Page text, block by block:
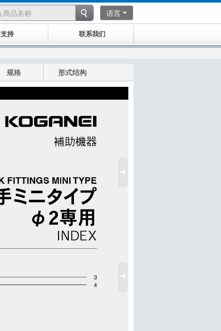
语言
支持 联系我们
规格 形式结构